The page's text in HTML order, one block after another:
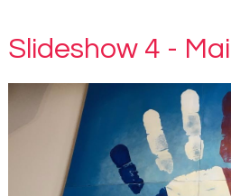
Slideshow 4 -